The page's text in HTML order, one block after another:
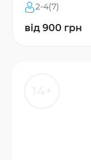
2-4(7)
від 900 грн